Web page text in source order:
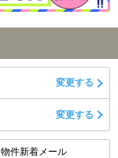
変更する
変更する
物件新着メール